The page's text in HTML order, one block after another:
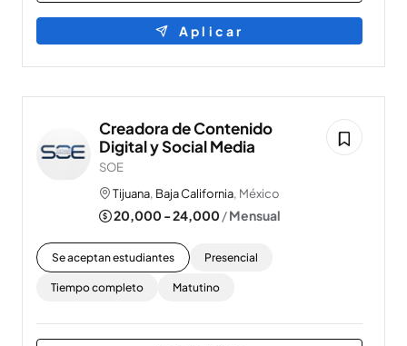
Aplicar
Creadora de Contenido
Digital y Social Media
SOE
Tijuana, Baja California, México
20,000 - 24,000/Mensual
Se aceptan estudiantes Presencial
Tiempo completo Matutino